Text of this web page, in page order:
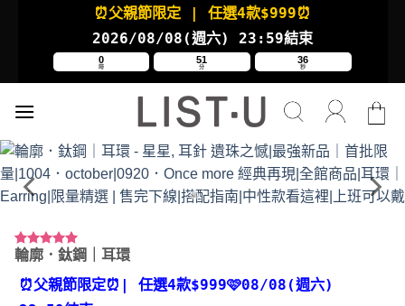
⏰父親節限定 | 任選4款$999⏰
2026/08/08(週六) 23:59結束
0
時
51
分
36
秒
評分 4.95
43
位顧客進行
評分
輪廓．鈦鋼｜耳環
⏰父親節限定⏰ | 任選4款$999🩷08/08(週六)